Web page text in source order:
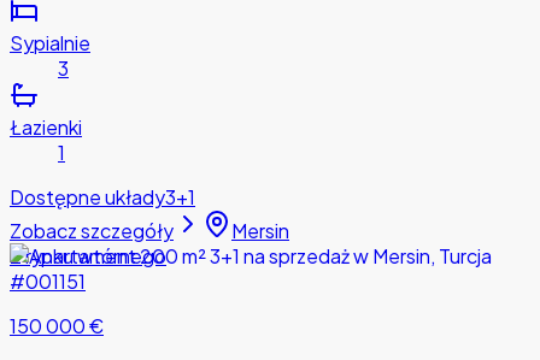
Sypialnie
3
Łazienki
1
Dostępne układy3+1
Zobacz szczegóły
Mersin
Z rynku wtórnego
#001151
150 000 €